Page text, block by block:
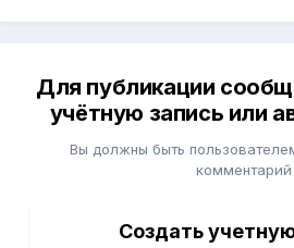
Для публикации
учётную запись или
Вы должны быть
комментарий
Создать